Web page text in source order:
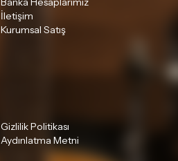
İletişim
Kurumsal Satış
Gizlilik Politikası
Aydınlatma Metni